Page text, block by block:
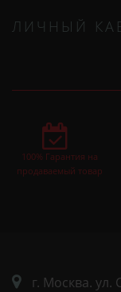
ЛИЧНЫЙ
100% Гарантия на
продаваемый товар
г. Москва. ул.